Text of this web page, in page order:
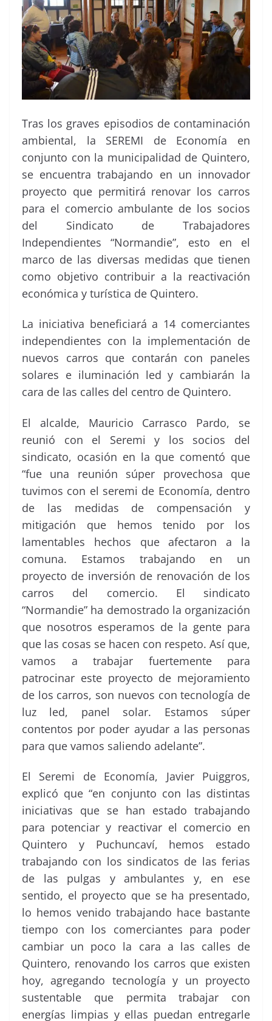
Tras los graves episodios de contaminación
ambiental, la SEREMI de Economía en
conjunto con la municipalidad de Quintero,
se encuentra trabajando en un innovador
proyecto que permitirá renovar los carros
para el comercio ambulante de los socios
del Sindicato de Trabajadores
Independientes “Normandie”, esto en el
marco de las diversas medidas que tienen
como objetivo contribuir a la reactivación
económica y turística de Quintero.
La iniciativa beneficiará a 14 comerciantes
independientes con la implementación de
nuevos carros que contarán con paneles
solares e iluminación led y cambiarán la
cara de las calles del centro de Quintero.
El alcalde, Mauricio Carrasco Pardo, se
reunió con el Seremi y los socios del
sindicato, ocasión en la que comentó que
“fue una reunión súper provechosa que
tuvimos con el seremi de Economía, dentro
de las medidas de compensación y
mitigación que hemos tenido por los
lamentables hechos que afectaron a la
comuna. Estamos trabajando en un
proyecto de inversión de renovación de los
carros del comercio. El sindicato
“Normandie” ha demostrado la organización
que nosotros esperamos de la gente para
que las cosas se hacen con respeto. Así que,
vamos a trabajar fuertemente para
patrocinar este proyecto de mejoramiento
de los carros, son nuevos con tecnología de
luz led, panel solar. Estamos súper
contentos por poder ayudar a las personas
para que vamos saliendo adelante”.
El Seremi de Economía, Javier Puiggros,
explicó que “en conjunto con las distintas
iniciativas que se han estado trabajando
para potenciar y reactivar el comercio en
Quintero y Puchuncaví, hemos estado
trabajando con los sindicatos de las ferias
de las pulgas y ambulantes y, en ese
sentido, el proyecto que se ha presentado,
lo hemos venido trabajando hace bastante
tiempo con los comerciantes para poder
cambiar un poco la cara a las calles de
Quintero, renovando los carros que existen
hoy, agregando tecnología y un proyecto
sustentable que permita trabajar con
energías limpias y ellas puedan entregarle